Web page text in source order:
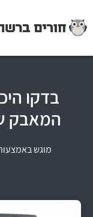
בדקו
המאבק
מוגש באמצעות